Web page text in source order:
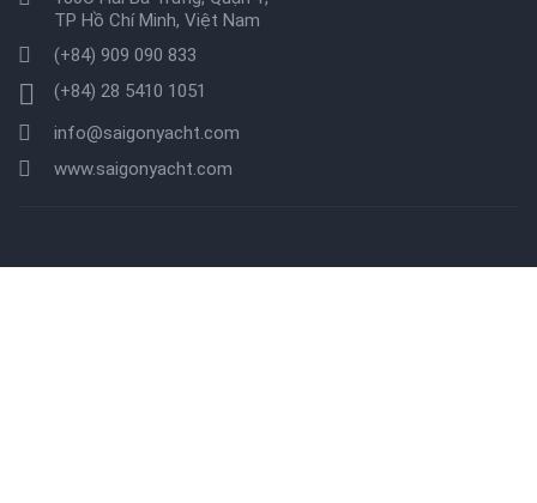
TP Hồ Chí Minh, Việt Nam
(+84) 909 090 833
(+84) 28 5410 1051
info@saigonyacht.com
www.saigonyacht.com